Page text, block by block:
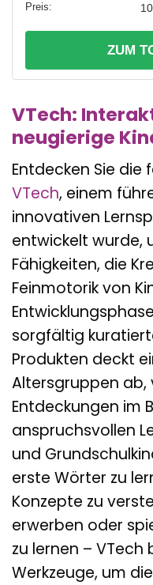
ZUM
VTech:
neugierige
Entdecken Sie die
VTech, einem
innovativen
entwickelt wurde,
Fähigkeiten, die
Feinmotorik von
sorgfältig
Produkten deckt
Altersgruppen ab,
Entdeckungen im
anspruchsvollen
und
erste Wörter zu
Konzepte zu
erwerben oder
zu lernen –
Werkzeuge, um